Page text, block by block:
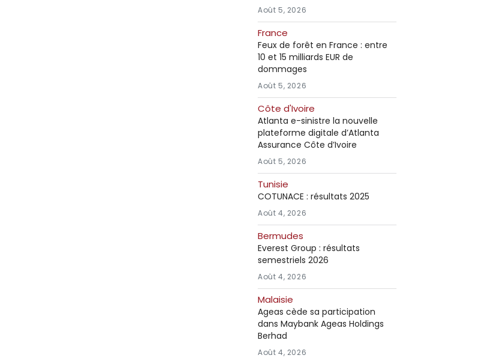
Août 5, 2026
France
Feux de forêt en France : entre
10 et 15 milliards EUR de
dommages
Août 5, 2026
Côte d'Ivoire
Atlanta e-sinistre la nouvelle
plateforme digitale d’Atlanta
Assurance Côte d’Ivoire
Août 5, 2026
Tunisie
COTUNACE : résultats 2025
Août 4, 2026
Bermudes
Everest Group : résultats
semestriels 2026
Août 4, 2026
Malaisie
Ageas cède sa participation
dans Maybank Ageas Holdings
Berhad
Août 4, 2026